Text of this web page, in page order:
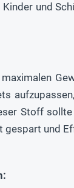
und
Stoff
und